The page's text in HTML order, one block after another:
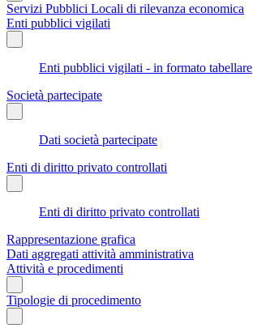
Servizi Pubblici Locali di rilevanza economica
Enti pubblici vigilati
Enti pubblici vigilati - in formato tabellare
Società partecipate
Dati società partecipate
Enti di diritto privato controllati
Enti di diritto privato controllati
Rappresentazione grafica
Dati aggregati attività amministrativa
Attività e procedimenti
Tipologie di procedimento